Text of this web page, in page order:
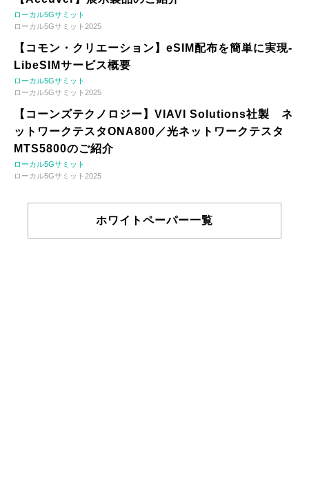
ローカル5Gサミット
ローカル5Gサミット2025
【コモン・クリエーション】eSIM配布を簡単に実現-
LibeSIMサービス概要
ローカル5Gサミット
ローカル5Gサミット2025
【コーンズテクノロジー】VIAVI Solutions社製 ネ
ットワークテスタONA800／光ネットワークテスタ
MTS5800のご紹介
ローカル5Gサミット
ローカル5Gサミット2025
ホワイトペーパー一覧